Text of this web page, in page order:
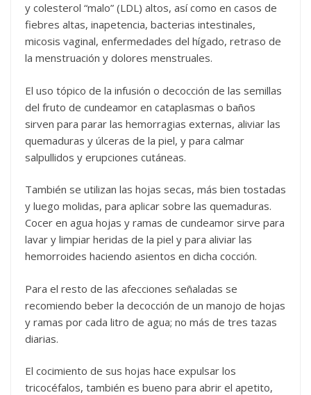
y colesterol “malo” (LDL) altos, así como en casos de
fiebres altas, inapetencia, bacterias intestinales,
micosis vaginal, enfermedades del hígado, retraso de
la menstruación y dolores menstruales.
El uso tópico de la infusión o decocción de las semillas
del fruto de cundeamor en cataplasmas o baños
sirven para parar las hemorragias externas, aliviar las
quemaduras y úlceras de la piel, y para calmar
salpullidos y erupciones cutáneas.
También se utilizan las hojas secas, más bien tostadas
y luego molidas, para aplicar sobre las quemaduras.
Cocer en agua hojas y ramas de cundeamor sirve para
lavar y limpiar heridas de la piel y para aliviar las
hemorroides haciendo asientos en dicha cocción.
Para el resto de las afecciones señaladas se
recomiendo beber la decocción de un manojo de hojas
y ramas por cada litro de agua; no más de tres tazas
diarias.
El cocimiento de sus hojas hace expulsar los
tricocéfalos, también es bueno para abrir el apetito,